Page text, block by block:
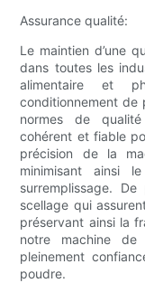
Assurance qualité:
Le maintien d’une
dans toutes les
alimentaire et
conditionnement de
normes de
cohérent et fiable
précision de la
minimisant ainsi
surremplissage.
scellage qui
préservant ainsi la
notre machine
pleinement
poudre.